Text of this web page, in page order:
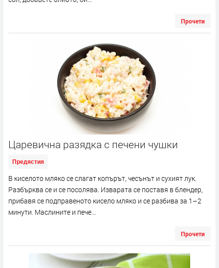
Прочети
Царевична разядка с печени чушки
Предястия
В киселото мляко се слагат копърът, чесънът и сухият лук.
Разбърква се и се посолява. Изварата се поставя в блендер,
прибавя се подправеното кисело мляко и се разбива за 1–2
минути. Маслините и пече...
Прочети